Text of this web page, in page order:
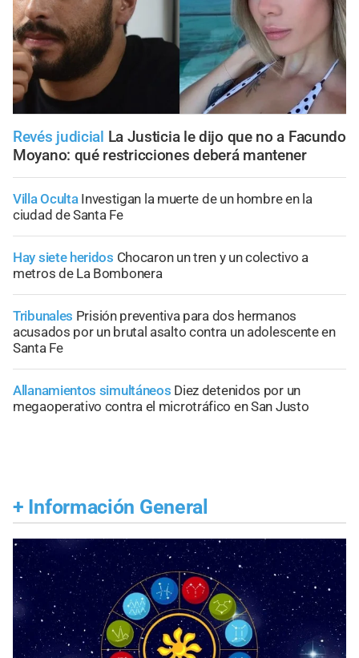
Revés judicial La Justicia le dijo que no a Facundo
Moyano: qué restricciones deberá mantener
Villa Oculta Investigan la muerte de un hombre en la
ciudad de Santa Fe
Hay siete heridos Chocaron un tren y un colectivo a
metros de La Bombonera
Tribunales Prisión preventiva para dos hermanos
acusados por un brutal asalto contra un adolescente en
Santa Fe
Allanamientos simultáneos Diez detenidos por un
megaoperativo contra el microtráfico en San Justo
+ Información General